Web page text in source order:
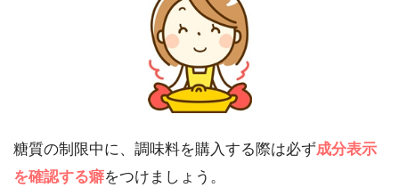
糖質の制限中に、調味料を購入する際は必ず成分表示
を確認する癖をつけましょう。